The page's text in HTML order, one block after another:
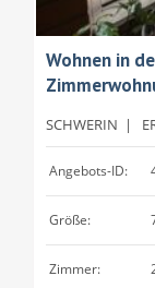
Wohnen in
SCHWERIN |
Angebots-ID:
Größe:
Zimmer: